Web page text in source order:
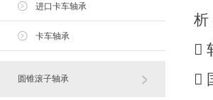
进口卡车轴承
卡车轴承
圆锥滚子轴承
析

